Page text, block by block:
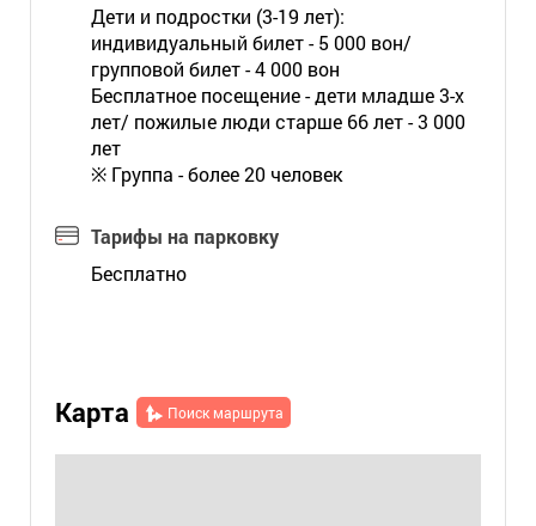
Дети и подростки (3-19 лет):
индивидуальный билет - 5 000 вон/
групповой билет - 4 000 вон
Бесплатное посещение - дети младше 3-х
лет/ пожилые люди старше 66 лет - 3 000
лет
※ Группа - более 20 человек
Тарифы на парковку
Бесплатно
Карта Поиск маршрута